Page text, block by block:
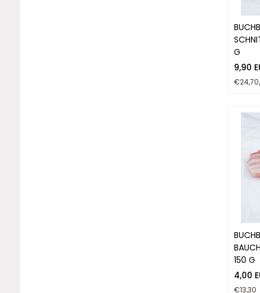
G
9,90
150 G
4,00
€13,30